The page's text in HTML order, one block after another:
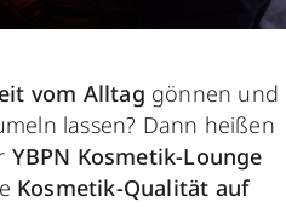
vom Alltag gönnen und
lassen? Dann heißen
YBPN Kosmetik-Lounge
Kosmetik-Qualität auf